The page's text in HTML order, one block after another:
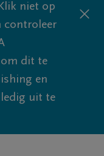
niet op
controleer
om dit te
en
uit te